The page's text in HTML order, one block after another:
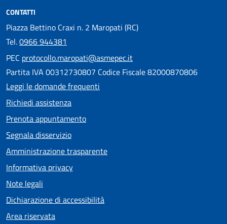
CONTATTI
Piazza Bettino Craxi n. 2 Maropati (RC)
Tel.0966 944381
PEC protocollo.maropati@asmepec.it
Partita IVA 00312730807 Codice Fiscale 82000870806
Leggi le domande frequenti
Richiedi assistenza
Prenota appuntamento
Segnala disservizio
Amministrazione trasparente
Informativa privacy
Note legali
Dichiarazione di accessibilità
Area riservata